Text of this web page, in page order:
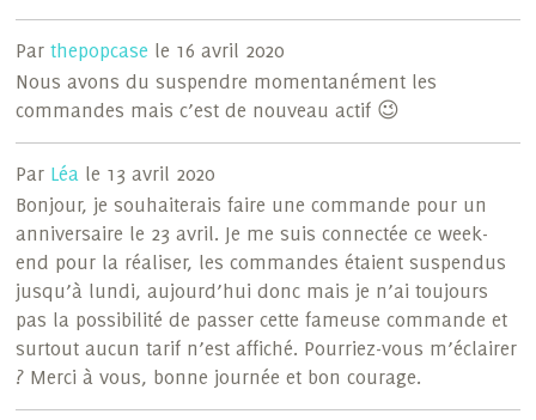
Parthepopcase le 16 avril 2020
Nous avons du suspendre momentanément les
commandes mais c’est de nouveau actif 😉
Par Léa le 13 avril 2020
Bonjour, je souhaiterais faire une commande pour un
anniversaire le 23 avril. Je me suis connectée ce week-
end pour la réaliser, les commandes étaient suspendus
jusqu’à lundi, aujourd’hui donc mais je n’ai toujours
pas la possibilité de passer cette fameuse commande et
surtout aucun tarif n’est affiché. Pourriez-vous m’éclairer
? Merci à vous, bonne journée et bon courage.